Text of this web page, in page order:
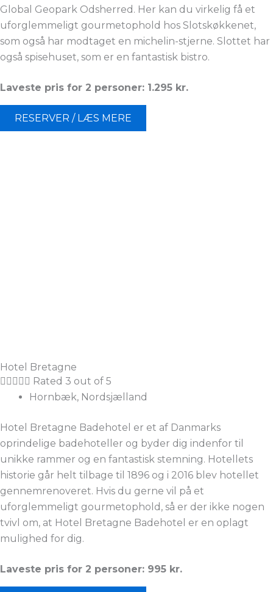
Global Geopark Odsherred. Her kan du virkelig få et
uforglemmeligt gourmetophold hos Slotskøkkenet,
som også har modtaget en michelin-stjerne. Slottet har
også spisehuset, som er en fantastisk bistro.
Laveste pris for 2 personer: 1.295 kr.
RESERVER / LÆS MERE
Hotel Bretagne
 Rated 3 out of 5
Hornbæk, Nordsjælland
Hotel Bretagne Badehotel er et af Danmarks
oprindelige badehoteller og byder dig indenfor til
unikke rammer og en fantastisk stemning. Hotellets
historie går helt tilbage til 1896 og i 2016 blev hotellet
gennemrenoveret. Hvis du gerne vil på et
uforglemmeligt gourmetophold, så er der ikke nogen
tvivl om, at Hotel Bretagne Badehotel er en oplagt
mulighed for dig.
Laveste pris for 2 personer: 995 kr.